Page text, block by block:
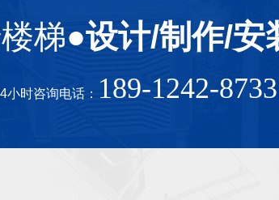
梯●设计/制作/安
小时咨询电话： 189-1242-8733